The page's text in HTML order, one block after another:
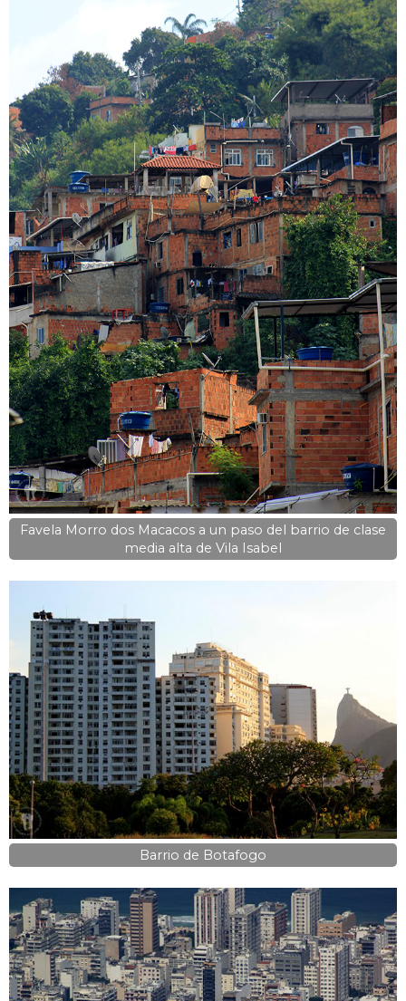
Favela Morro dos Macacos a un paso del barrio de clase
media alta de Vila Isabel
Barrio de Botafogo